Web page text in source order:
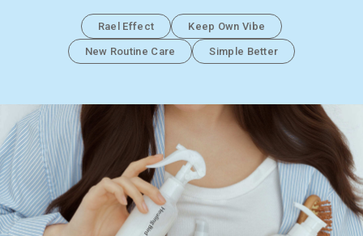
Rael Effect Keep Own Vibe
New Routine Care Simple Better